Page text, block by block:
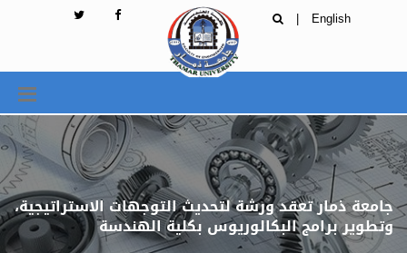
English
|
جامعة ذمار تعقد ورشة لتحديث التوجهات الاستراتيجية،
وتطوير برامج البكالوريوس بكلية الهندسة